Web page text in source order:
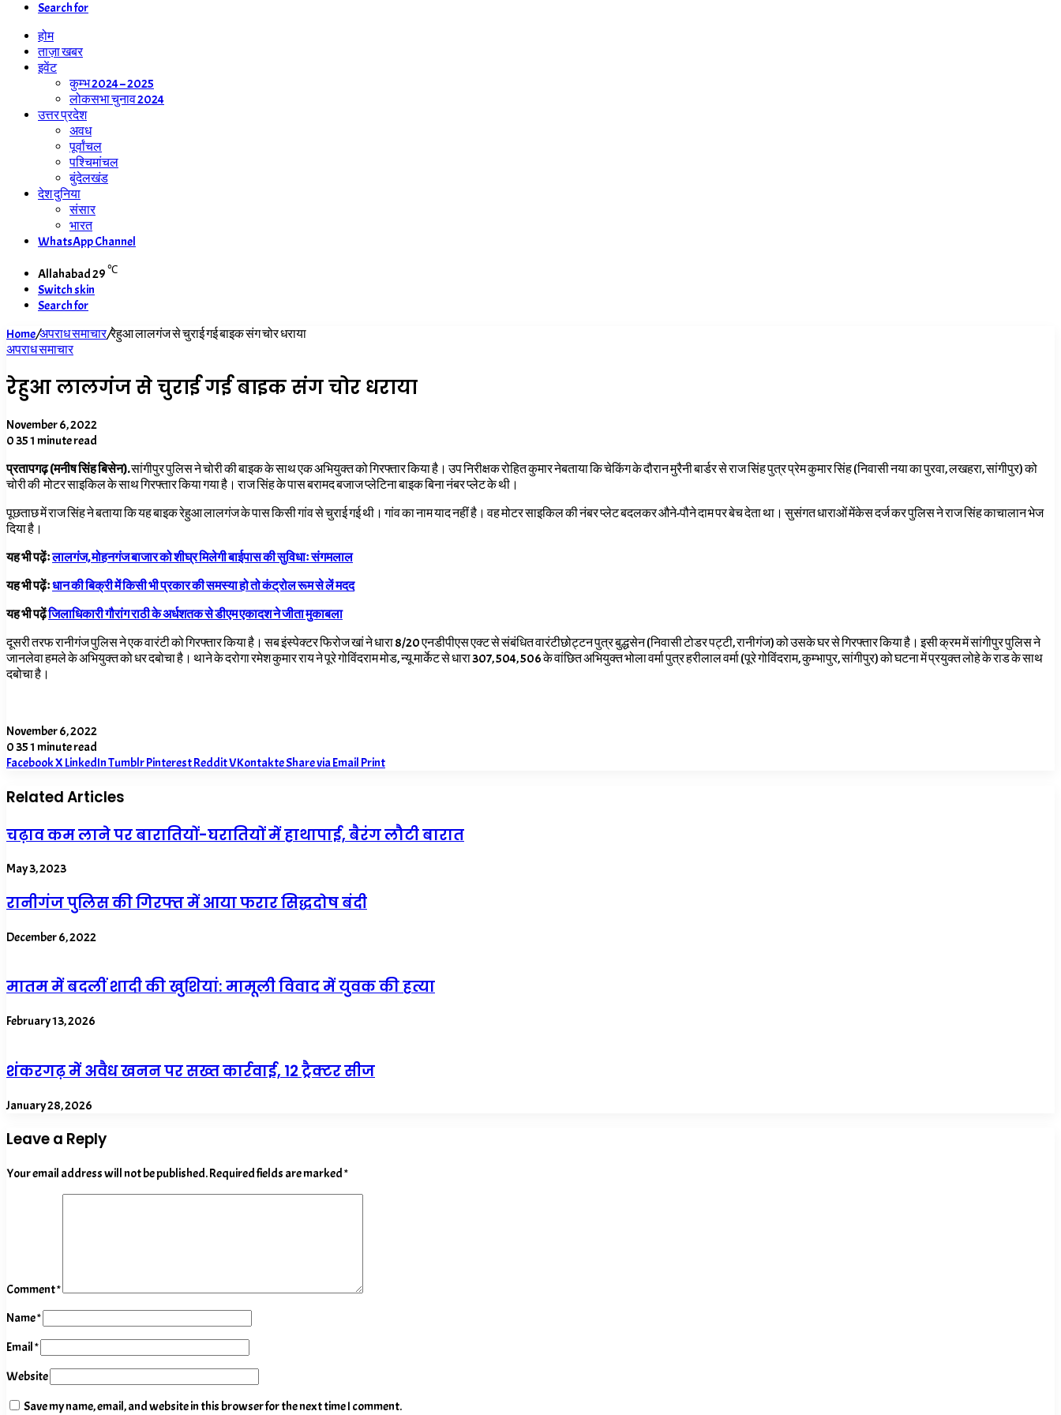
Search for
होम
ताज़ा खबर
इवेंट
कुम्भ 2024 – 2025
लोकसभा चुनाव 2024
उत्तर प्रदेश
अवध
पूर्वांचल
पश्चिमांचल
बुंदेलखंड
देश दुनिया
संसार
भारत
WhatsApp Channel
Allahabad29℃
Switch skin
Search for
Home/अपराध समाचार/रेहुआ लालगंज से चुराई गई बाइक संग चोर धराया
अपराध समाचार
रेहुआ लालगंज से चुराई गई बाइक संग चोर धराया
November 6, 2022
0351 minute read
प्रतापगढ़ (मनीष सिंह बिसेन).सांगीपुर पुलिस ने चोरी की बाइक के साथ एक अभियुक्त को गिरफ्तार किया है। उप निरीक्षक रोहित कुमार नेबताया कि चेकिंग के दौरान मुरैनी बार्डर से राज सिंह पुत्र प्रेम कुमार सिंह (निवासी नया का पुरवा, लखहरा, सांगीपुर) को
चोरी की मोटर साइकिल के साथ गिरफ्तार किया गया है। राज सिंह के पास बरामद बजाज प्लेटिना बाइक बिना नंबर प्लेट के थी।
पूछताछ में राज सिंह ने बताया कि यह बाइक रेहुआ लालगंज के पास किसी गांव से चुराई गई थी। गांव का नाम याद नहीं है। वह मोटर साइकिल की नंबर प्लेट बदलकर औने-पौने दाम पर बेच देता था। सुसंगत धाराओं मेंकेस दर्ज कर पुलिस ने राज सिंह काचालान भेज
दिया है।
यह भी पढ़ेंःलालगंज, मोहनगंज बाजार को शीघ्र मिलेगी बाईपास की सुविधाः संगमलाल
यह भी पढ़ेंःधान की बिक्री में किसी भी प्रकार की समस्या हो तो कंट्रोल रूम से लें मदद
यह भी पढ़ेंजिलाधिकारी गौरांग राठी के अर्धशतक से डीएम एकादश ने जीता मुकाबला
दूसरी तरफ रानीगंज पुलिस ने एक वारंटी को गिरफ्तार किया है। सब इंस्पेक्टर फिरोज खां ने धारा 8/20 एनडीपीएस एक्ट से संबंधित वारंटीछोट्टन पुत्र बुद्धसेन (निवासी टोडर पट्टी, रानीगंज) को उसके घर से गिरफ्तार किया है। इसी क्रम में सांगीपुर पुलिस ने
जानलेवा हमले के अभियुक्त को धर दबोचा है। थाने के दरोगा रमेश कुमार राय ने पूरे गोविंदराम मोड, न्यू मार्केट से धारा 307, 504, 506 के वांछित अभियुक्त भोला वर्मा पुत्र हरीलाल वर्मा (पूरे गोविंदराम, कुम्भापुर, सांगीपुर) को घटना में प्रयुक्त लोहे के राड के साथ
दबोचा है।
November 6, 2022
0351 minute read
FacebookXLinkedInTumblrPinterestRedditVKontakteShare via Email Print
Related Articles
चढ़ाव कम लाने पर बारातियों-घरातियों में हाथापाई, बैरंग लौटी बारात
May 3, 2023
रानीगंज पुलिस की गिरफ्त में आया फरार सिद्धदोष बंदी
December 6, 2022
मातम में बदलीं शादी की खुशियां: मामूली विवाद में युवक की हत्या
February 13, 2026
शंकरगढ़ में अवैध खनन पर सख्त कार्रवाई, 12 ट्रैक्टर सीज
January 28, 2026
Leave a Reply
Your email address will not be published.Required fields are marked*
Comment*
Name*
Email*
Website
Save my name, email, and website in this browser for the next time I comment.